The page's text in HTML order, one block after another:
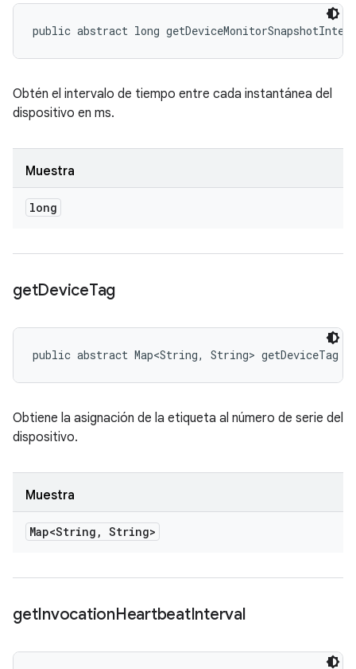
public abstract long
Obtén el intervalo de tiempo entre cada instantánea del
dispositivo en ms.
Muestra
long
getDeviceTag
public abstract Map<String, String> getDeviceTag
Obtiene la asignación de la etiqueta al número de serie del
dispositivo.
Muestra
Map<String , String>
getInvocationHeartbeatInterval